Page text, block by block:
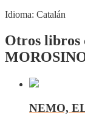
Idioma: Catalán
Otros libros
NEMO,